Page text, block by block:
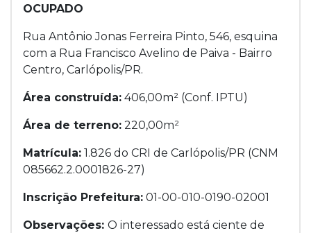
OCUPADO
Rua Antônio Jonas Ferreira Pinto, 546, esquina
com a Rua Francisco Avelino de Paiva - Bairro
Centro, Carlópolis/PR.
Área construída: 406,00m² (Conf. IPTU)
Área de terreno: 220,00m²
Matrícula: 1.826 do CRI de Carlópolis/PR (CNM
085662.2.0001826-27)
Inscrição Prefeitura: 01-00-010-0190-02001
Observações: O interessado está ciente de